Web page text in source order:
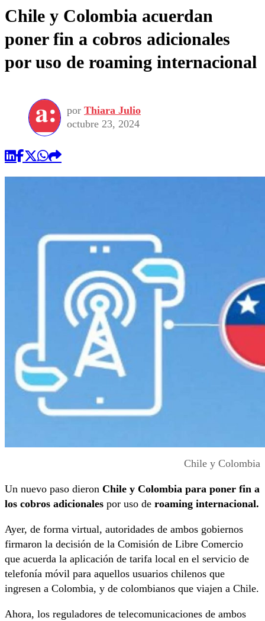
Chile y Colombia acuerdan
poner fin a cobros adicionales
por uso de roaming internacional
por Thiara Julio
octubre 23, 2024
Chile y Colombia
Un nuevo paso dieron Chile y Colombia para poner fin a
los cobros adicionales por uso de roaming internacional.
Ayer, de forma virtual, autoridades de ambos gobiernos
firmaron la decisión de la Comisión de Libre Comercio
que acuerda la aplicación de tarifa local en el servicio de
telefonía móvil para aquellos usuarios chilenos que
ingresen a Colombia, y de colombianos que viajen a Chile.
Ahora, los reguladores de telecomunicaciones de ambos